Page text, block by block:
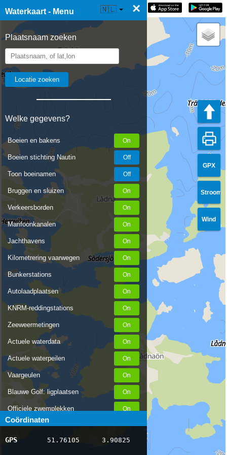
Waterkaart - Menu ×
Plaatsnaam zoeken
Welke gegevens?
Boeien en bakens
Boeien stichting Nautin
Toon boeinamen
Bruggen en sluizen
Verkeersborden
Marifoonkanalen
Jachthavens
Kilometrering vaarwegen
Bunkerstations
Autolaadplaatsen
KNRM-reddingstations
Zeeweermetingen
Actuele waterdata
Actuele waterpeilen
Vaargeulen
Blauwe Golf: ligplaatsen
Officiele zwemplekken
Stremmingen/hinder
AIS scheepsposities
Coördinaten
GPS 51.76105 3.90825
☰ Waterkaart Live 🇳🇱
GPX
Stroom
Wind